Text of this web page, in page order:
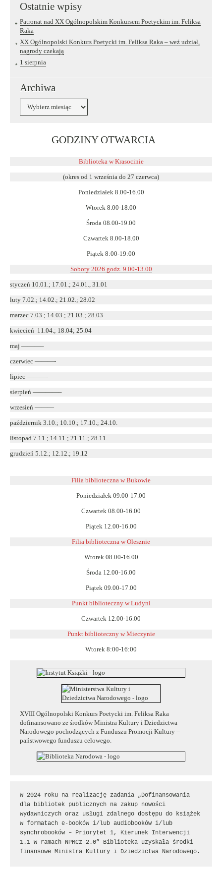
Ostatnie wpisy
Patronat nad XX Ogólnopolskim Konkursem Poetyckim im. Feliksa
Raka
XX Ogólnopolski Konkurs Poetycki im. Feliksa Raka – weź udział,
nagrody czekają
1 sierpnia
Archiwa
GODZINY OTWARCIA
w
Biblioteka w Krasocinie
(okres od 1 września do 27 czerwca)
Poniedziałek 8.00-16.00
Wtorek 8.00-18.00
Środa 08.00-19.00
Czwartek 8.00-18.00
Piątek 8:00-19:00
Soboty 2026 godz. 9.00-13.00
styczeń 10.01.; 17.01.; 24.01., 31.01
luty 7.02.; 14.02.; 21.02.; 28.02
marzec 7.03.; 14.03.; 21.03.; 28.03
kwiecień 11.04.; 18.04; 25.04
maj ———–
czerwiec ———-
lipiec ———-
sierpień ————–
wrzesień ———
październik 3.10.; 10.10.; 17.10.; 24.10.
listopad 7.11.; 14.11.; 21.11.; 28.11.
grudzień 5.12.; 12.12.; 19.12
Filia biblioteczna w Bukowie
Poniedziałek 09.00-17.00
Czwartek 08.00-16.00
Piątek 12.00-16.00
Filia biblioteczna w Olesznie
Wtorek 08.00-16.00
Środa 12.00-16.00
Piątek 09.00-17.00
Punkt biblioteczny w Ludyni
Czwartek 12.00-16.00
Punkt biblioteczny w Mieczynie
Wtorek 8:00-16:00
XVIII Ogólnopolski Konkurs Poetycki im. Feliksa Raka
dofinansowano ze środków Ministra Kultury i Dziedzictwa
Narodowego pochodzących z Funduszu Promocji Kultury –
państwowego funduszu celowego.
W 2024 roku na realizację zadania „Dofinansowania
dla bibliotek publicznych na zakup nowości
wydawniczych oraz usługi zdalnego dostępu do książek
w formatach e-booków i/lub audiobooków i/lub
synchrobooków – Priorytet 1, Kierunek Interwencji
1.1 w ramach NPRCz 2.0” Biblioteka uzyskała środki
finansowe Ministra Kultury i Dziedzictwa Narodowego.